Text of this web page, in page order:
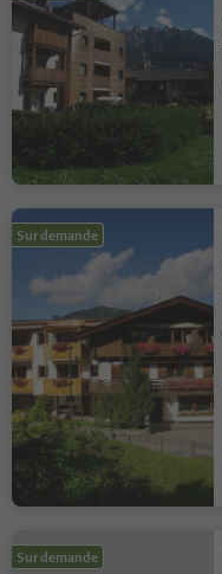
Sur demande
Sur demande